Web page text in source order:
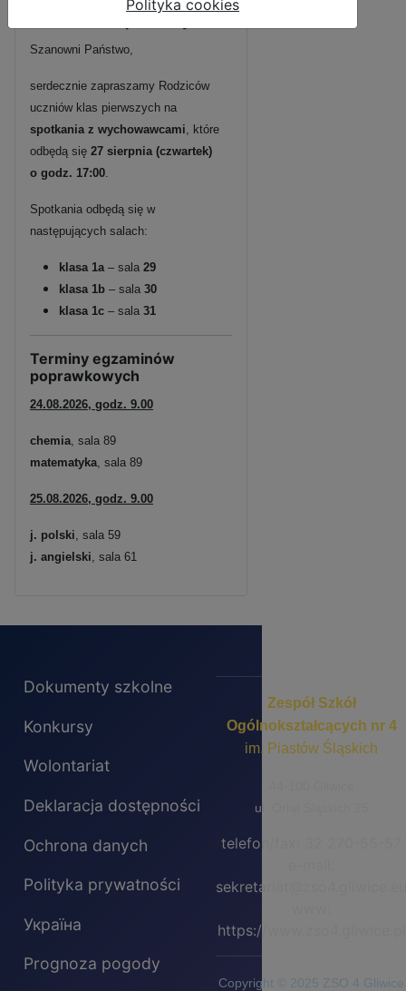
Szanowni Państwo,
serdecznie zapraszamy Rodziców
uczniów klas pierwszych na
spotkania z wychowawcami , które
odbędą się 27 sierpnia (czwartek)
o godz. 17:00
Spotkania odbędą się w
następujących salach:
klasa 1a – sala 29
klasa 1b – sala 30
klasa 1c – sala 31
Terminy egzaminów
poprawkowych
24.08.2026, godz. 9.00
chemia , sala 89
matematyka , sala 89
25.08.2026, godz. 9.00
j. polski , sala 59
j. angielski , sala 61
Dokumenty szkolne
Konkursy
Wolontariat
Deklaracja dostępności
Ochrona danych
Polityka prywatności
Україна
Prognoza pogody
Polityka cookies
Zespół Szkół
Ogólnokształcących nr 4
im. Piastów Śląskich
ul. Orląt Śląskich 25
telefon/fax: 32 270-55-57
https://www.zso4.gliwice.pl
Copyright © 2025 ZSO 4 Gliwice